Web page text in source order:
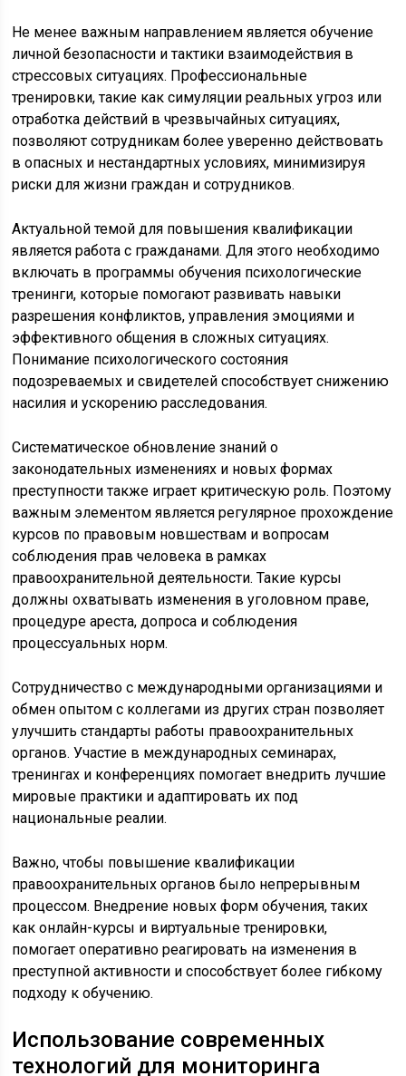
Не менее важным направлением является обучение
личной безопасности и тактики взаимодействия в
стрессовых ситуациях. Профессиональные
тренировки, такие как симуляции реальных угроз или
отработка действий в чрезвычайных ситуациях,
позволяют сотрудникам более уверенно действовать
в опасных и нестандартных условиях, минимизируя
риски для жизни граждан и сотрудников.
Актуальной темой для повышения квалификации
является работа с гражданами. Для этого необходимо
включать в программы обучения психологические
тренинги, которые помогают развивать навыки
разрешения конфликтов, управления эмоциями и
эффективного общения в сложных ситуациях.
Понимание психологического состояния
подозреваемых и свидетелей способствует снижению
насилия и ускорению расследования.
Систематическое обновление знаний о
законодательных изменениях и новых формах
преступности также играет критическую роль. Поэтому
важным элементом является регулярное прохождение
курсов по правовым новшествам и вопросам
соблюдения прав человека в рамках
правоохранительной деятельности. Такие курсы
должны охватывать изменения в уголовном праве,
процедуре ареста, допроса и соблюдения
процессуальных норм.
Сотрудничество с международными организациями и
обмен опытом с коллегами из других стран позволяет
улучшить стандарты работы правоохранительных
органов. Участие в международных семинарах,
тренингах и конференциях помогает внедрить лучшие
мировые практики и адаптировать их под
национальные реалии.
Важно, чтобы повышение квалификации
правоохранительных органов было непрерывным
процессом. Внедрение новых форм обучения, таких
как онлайн-курсы и виртуальные тренировки,
помогает оперативно реагировать на изменения в
преступной активности и способствует более гибкому
подходу к обучению.
Использование современных
технологий для мониторинга